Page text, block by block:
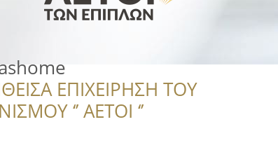
ΕΠΙΧΕΙΡΗΣΗ ΤΟΥ
‘’ ΑΕΤΟΙ ‘’